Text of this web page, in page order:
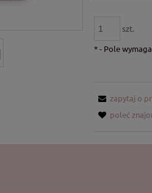
szt.
*- Pole
zapytaj o
poleć